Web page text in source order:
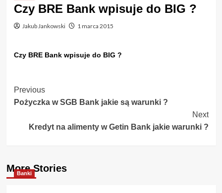
Czy BRE Bank wpisuje do BIG ?
Jakub Jankowski 1 marca 2015
Czy BRE Bank wpisuje do BIG ?
Post
Navigation
Previous
Pożyczka w SGB Bank jakie są warunki ?
Next
Kredyt na alimenty w Getin Bank jakie warunki ?
More Stories
Banki